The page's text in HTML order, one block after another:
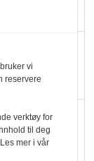
fulle
vi
reservere
verktøy for
til deg
mer i vår